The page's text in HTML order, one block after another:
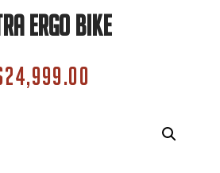
Ergo Bike
24,999.00